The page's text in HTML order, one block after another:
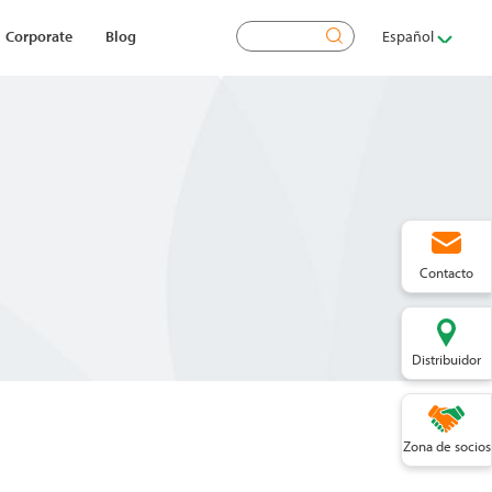
Contacto
Distribuidor
Zona de socios
Corporate Blog Buscar Español